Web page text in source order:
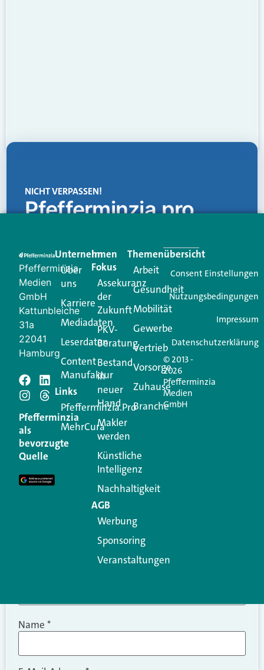
NICHT VERPASSEN!
Pfefferminzia.pro
Creator für Ihre Kundenkommunikation. Alles, was
Ihren Vertriebsalltag leichter macht. Mit nur einem
Login.
Jetzt anmelden
Schreiben Sie einen
Kommentar
Ihre E-Mail-Adresse wird nicht veröffentlicht.
Erforderliche Felder sind mit
Kommentar
Name *
Pfefferminzia
Medien
GmbH
Kattunbleiche
31a
22041
Hamburg
Pfefferminzia
als
bevorzugte
Quelle
Unternehmen
Über
uns
Karriere
Mediadaten
Leserdaten
Content
Manufaktur
Links
Pfefferminzia.Pro
MehrCura
Im
Fokus
Assekuranz
der
Zukunft
PKV-
Beratung
Bestand
in
neuer
Hand
Makler
werden
Künstliche
Intelligenz
Nachhaltigkeit
AGB
Werbung
Sponsoring
Veranstaltungen
Themenübersicht
Arbeit
Gesundheit
Mobilität
Gewerbe
Vertrieb
Vorsorge
Zuhause
Branche
© 2013 -
2026
Pfefferminzia
Medien
GmbH
Consent Einstellungen
Nutzungsbedingungen
Impressum
Datenschutzerklärung